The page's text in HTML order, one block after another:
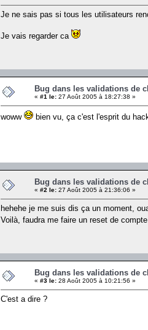
Je ne sais pas si tous les utilisateurs
Je vais regarder ca
Bug dans les validations de
« #1 le: 27 Août 2005 à 18:27:38 »
woww bien vu, ça c'est l'esprit du
Bug dans les validations de
« #2 le: 27 Août 2005 à 21:36:06 »
hehehe je me suis dis ça un moment,
Voilà, faudra me faire un reset de
Bug dans les validations de
« #3 le: 28 Août 2005 à 10:21:56 »
C'est a dire ?